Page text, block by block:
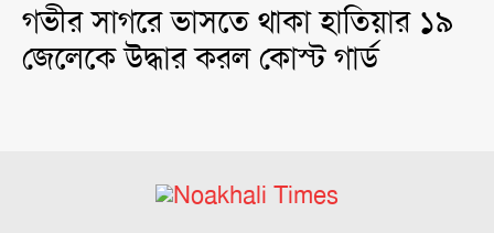
গভীর সাগরে ভাসতে থাকা হাতিয়ার ১৯
জেলেকে উদ্ধার করল কোস্ট গার্ড